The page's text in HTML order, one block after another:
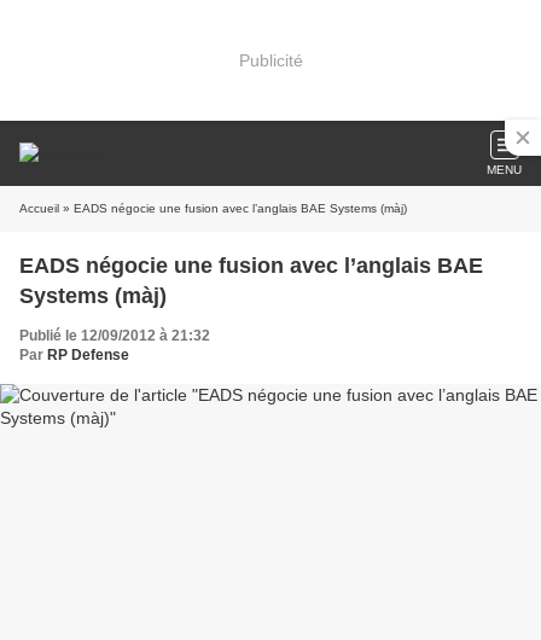
Publicité
MENU
Accueil » EADS négocie une fusion avec l’anglais BAE Systems (màj)
EADS négocie une fusion avec l’anglais BAE
Systems (màj)
Publié le 12/09/2012 à 21:32
Par RP Defense